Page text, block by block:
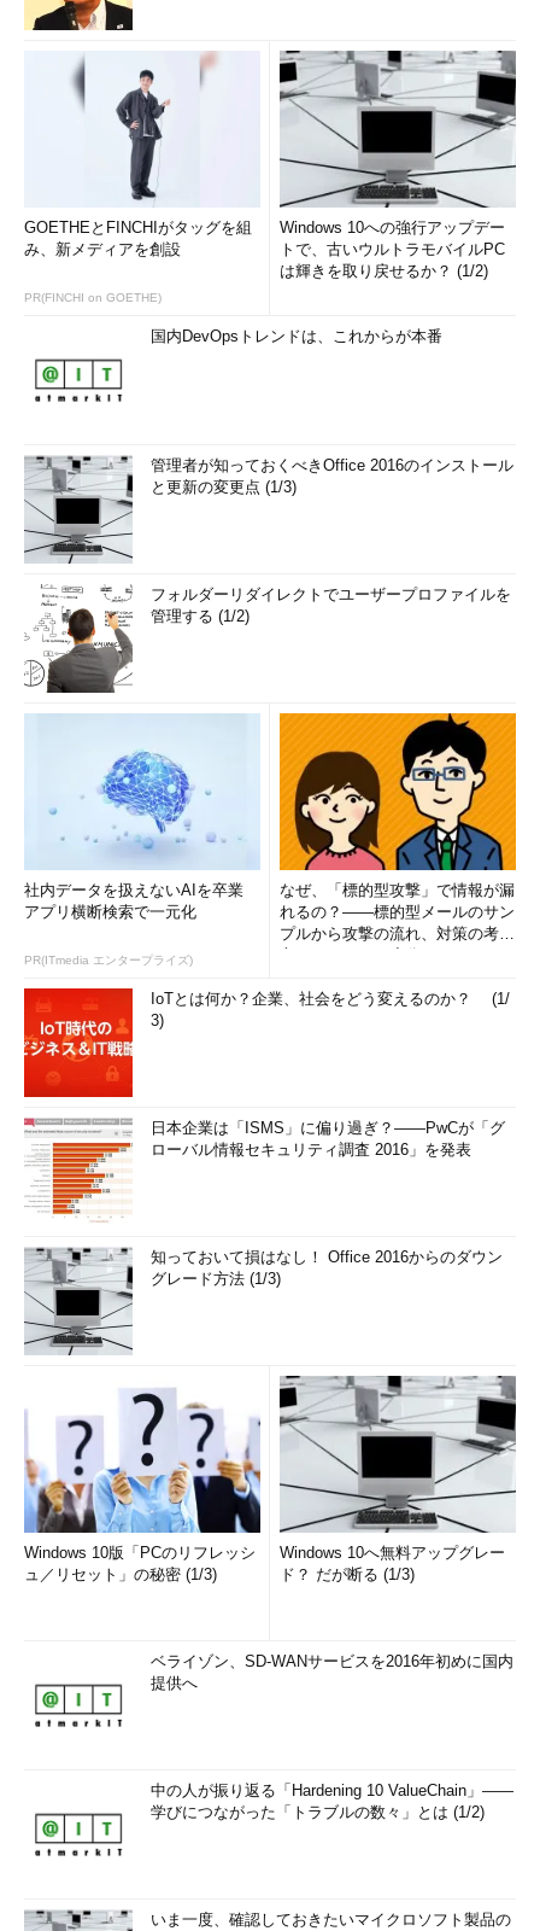
GOETHEとFINCHIがタッグを組
み、新メディアを創設
PR(FINCHI on GOETHE)
Windows 10への強行アップデー
トで、古いウルトラモバイルPC
は輝きを取り戻せるか？ (1/2)
国内DevOpsトレンドは、これからが本番
管理者が知っておくべきOffice 2016のインストール
と更新の変更点 (1/3)
フォルダーリダイレクトでユーザープロファイルを
管理する (1/2)
社内データを扱えないAIを卒業
アプリ横断検索で一元化
PR(ITmedia エンタープライズ)
なぜ、「標的型攻撃」で情報が漏
れるの？――標的型メールのサン
プルから攻撃の流れ、対策の考え
IoTとは何か？企業、社会をどう変えるのか？ (1/
3)
日本企業は「ISMS」に偏り過ぎ？――PwCが「グ
ローバル情報セキュリティ調査 2016」を発表
知っておいて損はなし！ Office 2016からのダウン
グレード方法 (1/3)
Windows 10版「PCのリフレッシ
ュ／リセット」の秘密 (1/3)
Windows 10へ無料アップグレー
ド？ だが断る (1/3)
ベライゾン、SD-WANサービスを2016年初めに国内
提供へ
中の人が振り返る「Hardening 10 ValueChain」――
学びにつながった「トラブルの数々」とは (1/2)
いま一度、確認しておきたいマイクロソフト製品の